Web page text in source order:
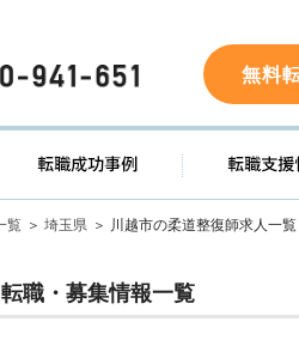
0120-941-651 無料
人検索 転職成功事例
覧 埼玉県 川越市の柔道整復師求人一覧
職・募集情報一覧